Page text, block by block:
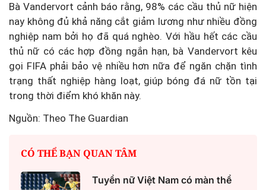
Bà Vandervort cảnh báo rằng, 98% các cầu thủ nữ hiện
nay không đủ khả năng cắt giảm lương như nhiều đồng
nghiệp nam bởi họ đã quá nghèo. Với hầu hết các cầu
thủ nữ có các hợp đồng ngắn hạn, bà Vandervort kêu
gọi FIFA phải bảo vệ nhiều hơn nữa để ngăn chặn tình
trạng thất nghiệp hàng loạt, giúp bóng đá nữ tồn tại
trong thời điểm khó khăn này.
Nguồn: Theo The Guardian
CÓ THỂ BẠN QUAN TÂM
Tuyển nữ Việt Nam có màn thể